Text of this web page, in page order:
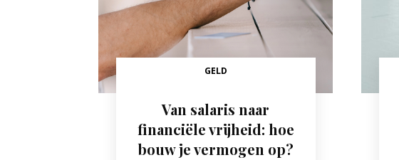
GELD
Van salaris naar
financiële vrijheid: hoe
bouw je vermogen op?